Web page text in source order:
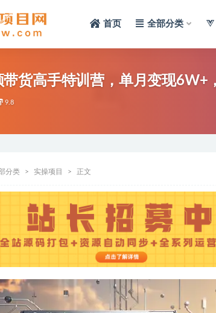
首页 全部分类
货高手特训营，单月变现6W+
9.8
分类 实操项目 正文